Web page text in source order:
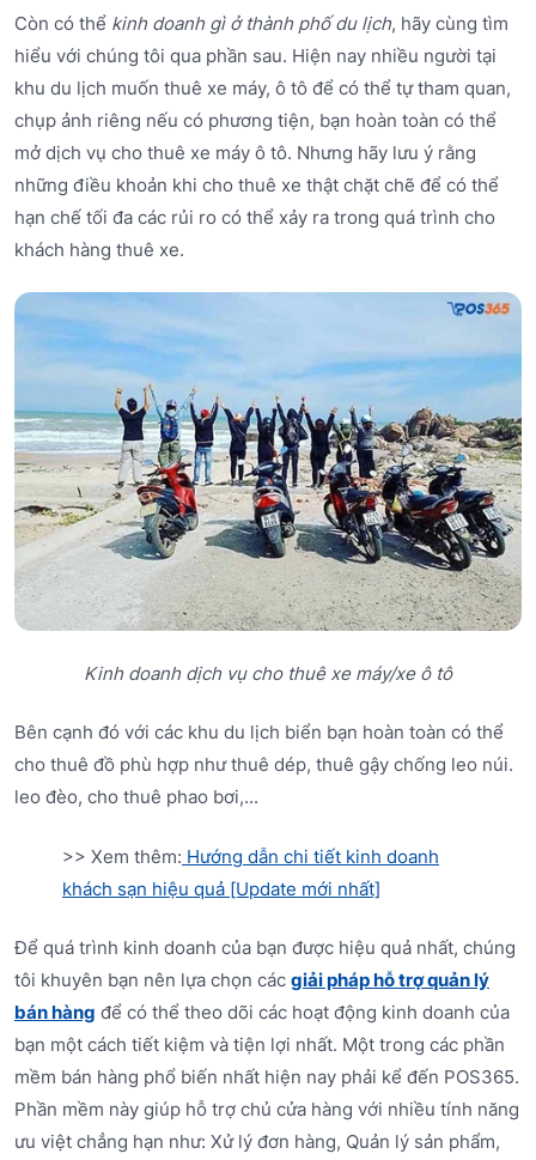
Còn có thể kinh doanh gì ở thành phố du lịch, hãy cùng tìm
hiểu với chúng tôi qua phần sau. Hiện nay nhiều người tại
khu du lịch muốn thuê xe máy, ô tô để có thể tự tham quan,
chụp ảnh riêng nếu có phương tiện, bạn hoàn toàn có thể
mở dịch vụ cho thuê xe máy ô tô. Nhưng hãy lưu ý rằng
những điều khoản khi cho thuê xe thật chặt chẽ để có thể
hạn chế tối đa các rủi ro có thể xảy ra trong quá trình cho
khách hàng thuê xe.
Kinh doanh dịch vụ cho thuê xe máy/xe ô tô
Bên cạnh đó với các khu du lịch biển bạn hoàn toàn có thể
cho thuê đồ phù hợp như thuê dép, thuê gậy chống leo núi.
leo đèo, cho thuê phao bơi,...
>> Xem thêm: Hướng dẫn chi tiết kinh doanh
khách sạn hiệu quả [Update mới nhất]
Để quá trình kinh doanh của bạn được hiệu quả nhất, chúng
tôi khuyên bạn nên lựa chọn các giải pháp hỗ trợ quản lý
bán hàng để có thể theo dõi các hoạt động kinh doanh của
bạn một cách tiết kiệm và tiện lợi nhất. Một trong các phần
mềm bán hàng phổ biến nhất hiện nay phải kể đến POS365.
Phần mềm này giúp hỗ trợ chủ cửa hàng với nhiều tính năng
ưu việt chẳng hạn như: Xử lý đơn hàng, Quản lý sản phẩm,